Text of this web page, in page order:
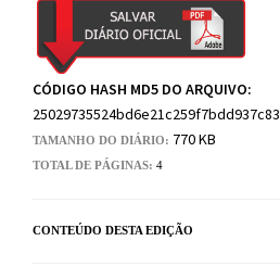
CÓDIGO HASH MD5 DO ARQUIVO:
25029735524bd6e21c259f7bdd937c83
TAMANHO DO DIÁRIO: 770 KB
TOTAL DE PÁGINAS: 4
CONTEÚDO DESTA EDIÇÃO